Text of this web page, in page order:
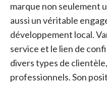
marque non seulement
aussi un véritable
développement local.
service et le lien de
divers types de
professionnels. Son